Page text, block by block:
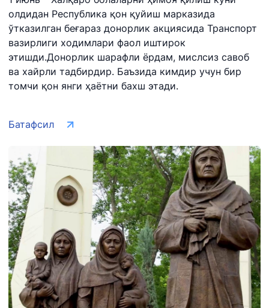
олдидан Республика қон қуйиш марказида
ўтказилган беғараз донорлик акциясида Транспорт
вазирлиги ходимлари фаол иштирок
этишди.Донорлик шарафли ёрдам, мислсиз савоб
ва хайрли тадбирдир. Баъзида кимдир учун бир
томчи қон янги ҳаётни бахш этади.
Батафсил